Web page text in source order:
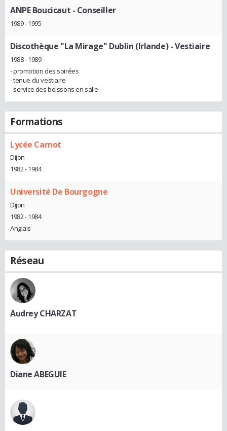
ANPE Boucicaut - Conseiller
1989 - 1995
Discothèque "La Mirage" Dublin (Irlande)- Vestiaire
1988 - 1989
- promotion des soirées
- tenue du vestiaire
- service des boissons en salle
Formations
Lycée Carnot
Dijon
1982 - 1984
Université De Bourgogne
Dijon
1982 - 1984
Anglais
Réseau
Audrey CHARZAT
Diane ABEGUIE